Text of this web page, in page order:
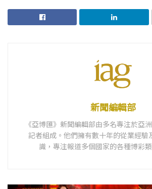
新聞編輯部
《亞博匯》新聞編輯部由多名專注於亞
記者組成。他們擁有數十年的從業經驗
識，專注報道多個國家的各種博彩